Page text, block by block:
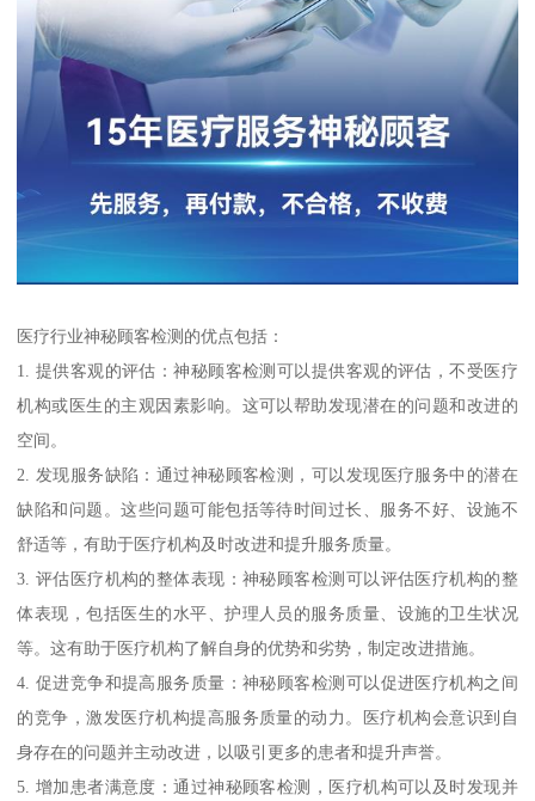
医疗行业神秘顾客检测的优点包括：
1. 提供客观的评估：神秘顾客检测可以提供客观的评估，不受医疗
机构或医生的主观因素影响。这可以帮助发现潜在的问题和改进的
空间。
2. 发现服务缺陷：通过神秘顾客检测，可以发现医疗服务中的潜在
缺陷和问题。这些问题可能包括等待时间过长、服务不好、设施不
舒适等，有助于医疗机构及时改进和提升服务质量。
3. 评估医疗机构的整体表现：神秘顾客检测可以评估医疗机构的整
体表现，包括医生的水平、护理人员的服务质量、设施的卫生状况
等。这有助于医疗机构了解自身的优势和劣势，制定改进措施。
4. 促进竞争和提高服务质量：神秘顾客检测可以促进医疗机构之间
的竞争，激发医疗机构提高服务质量的动力。医疗机构会意识到自
身存在的问题并主动改进，以吸引更多的患者和提升声誉。
5. 增加患者满意度：通过神秘顾客检测，医疗机构可以及时发现并